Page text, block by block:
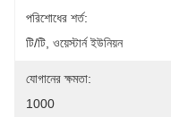
পরিশোধের শর্ত:
টি/টি, ওয়েস্টার্ন ইউনিয়ন
যোগানের ক্ষমতা:
1000